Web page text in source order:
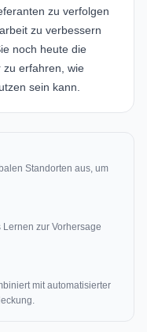
zu verfolgen
zu verbessern
noch heute die
zu erfahren, wie
sein kann.
Standorten aus, um
zur Vorhersage
mit automatisierter